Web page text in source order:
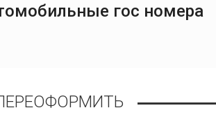
гос номера